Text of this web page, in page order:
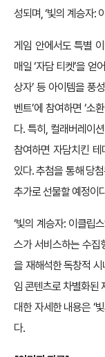
성되며, ‘빛의 계승자:
게임 안에서도 특별
매일 ‘자담 티켓’을 얻
상자’ 등 아이템을 풍
벤트’에 참여하면 ‘소
다. 특히, 컬래버레이
참여하면 자담치킨 테
있다. 추첨을 통해 당
추가로 선물할 예정이
‘빛의 계승자: 이클립
스가 서비스하는 수집
을 재해석한 독창적
임 콘텐츠로 차별화된
대한 자세한 내용은 ‘
다.